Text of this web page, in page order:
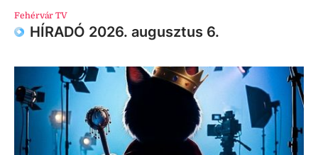
Fehérvár TV
HÍRADÓ 2026. augusztus 6.